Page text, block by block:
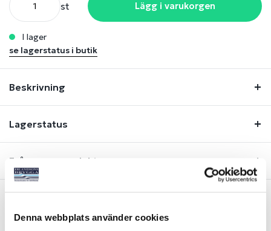
Denna webbplats använder cookies
st Lägg i varukorgen
i lager
se lagerstatus i butik
Beskrivning
Lagerstatus
Fråga om produkt
Liknande produkter